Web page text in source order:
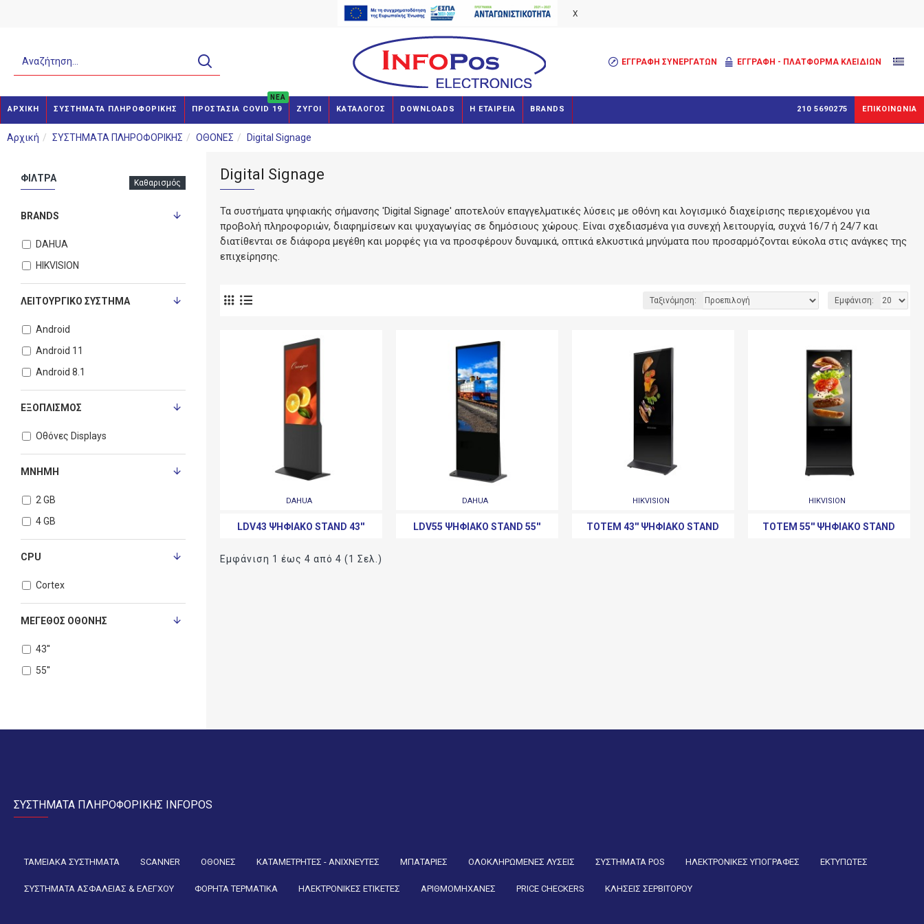
X
ΕΓΓΡΑΦΉ ΣΥΝΕΡΓΑΤΏΝ ΕΓΓΡΑΦΗ - ΠΛΑΤΦΟΡΜΑ ΚΛΕΙΔΙΩΝ
ΑΡΧΙΚΗ ΣΥΣΤΗΜΑΤΑ ΠΛΗΡΟΦΟΡΙΚΗΣ ΠΡΟΣΤΑΣΙΑ COVID 19
NEA
ΖΥΓΟΙ ΚΑΤΑΛΟΓΟΣ DOWNLOADS Η ΕΤΑΙΡΕΙΑ BRANDS 210 5690275 ΕΠΙΚΟΙΝΩΝΙΑ
Αρχική ΣΥΣΤΗΜΑΤΑ ΠΛΗΡΟΦΟΡΙΚΗΣ ΟΘΟΝΕΣ Digital Signage
ΦΙΛΤΡΑ Καθαρισμός
BRANDS
DAHUA
HIKVISION
ΜΈΓΕΘΟΣ ΟΘΌΝΗΣ
43''
55''
ΛΕΙΤΟΥΡΓΙΚΌ ΣΎΣΤΗΜΑ
Android
Android 11
Android 8.1
ΕΞΟΠΛΙΣΜΌΣ
Οθόνες Displays
ΜΝΉΜΗ
2 GB
4 GB
CPU
Cortex
Digital Signage
Τα συστήματα ψηφιακής σήμανσης 'Digital Signage' αποτελούν επαγγελματικές λύσεις με οθόνη και λογισμικό διαχείρισης περιεχομένου για
προβολή πληροφοριών, διαφημίσεων και ψυχαγωγίας σε δημόσιους χώρους. Είναι σχεδιασμένα για συνεχή λειτουργία, συχνά 16/7 ή 24/7 και
διατίθενται σε διάφορα μεγέθη και μορφές για να προσφέρουν δυναμικά, οπτικά ελκυστικά μηνύματα που προσαρμόζονται εύκολα στις ανάγκες της
επιχείρησης.
Ταξινόμηση: Εμφάνιση:
DAHUA
LDV43 ΨΗΦΙΑΚΌ STAND 43''
DAHUA
LDV55 ΨΗΦΙΑΚΌ STAND 55''
HIKVISION
TOTEM 43'' ΨΗΦΙΑΚΌ STAND
HIKVISION
TOTEM 55'' ΨΗΦΙΑΚΌ STAND
Εμφάνιση 1 έως 4 από 4 (1 Σελ.)
ΣΥΣΤΗΜΑΤΑ ΠΛΗΡΟΦΟΡΙΚΗΣ INFOPOS
ΤΑΜΕΙΑΚΑ ΣΥΣΤΗΜΑΤΑ SCANNER ΟΘΟΝΕΣ ΚΑΤΑΜΕΤΡΗΤΕΣ - ΑΝΙΧΝΕΥΤΕΣ ΜΠΑΤΑΡΙΕΣ ΟΛΟΚΛΗΡΩΜΕΝΕΣ ΛΥΣΕΙΣ ΣΥΣΤΗΜΑΤΑ POS ΗΛΕΚΤΡΟΝΙΚΕΣ ΥΠΟΓΡΑΦΕΣ ΕΚΤΥΠΩΤΕΣ
ΣΥΣΤΗΜΑΤΑ ΑΣΦΑΛΕΙΑΣ & ΕΛΕΓΧΟΥ ΦΟΡΗΤΑ ΤΕΡΜΑΤΙΚΑ ΗΛΕΚΤΡΟΝΙΚΕΣ ΕΤΙΚΕΤΕΣ ΑΡΙΘΜΟΜΗΧΑΝΕΣ PRICE CHECKERS ΚΛΗΣΕΙΣ ΣΕΡΒΙΤΟΡΟΥ